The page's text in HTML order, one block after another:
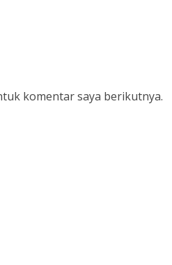
komentar saya berikutnya.